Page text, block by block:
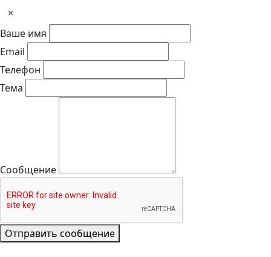
×
Ваше имя
Email
Телефон
Тема
Сообщение
Отправить сообщение